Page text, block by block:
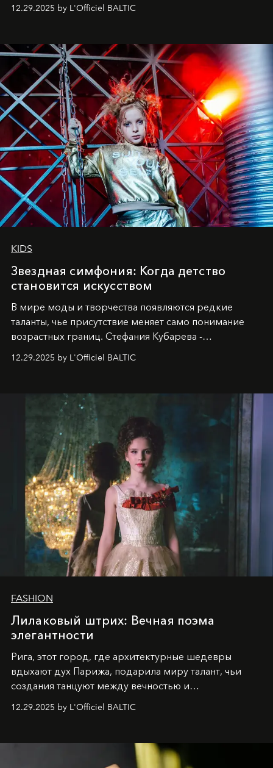
балетная студия при хореографическом училище,
танцевального пути за плечами.
12.29.2025 by L'Officiel BALTIC
KIDS
Звездная симфония: Когда детство
становится искусством
В мире моды и творчества появляются редкие
таланты, чье присутствие меняет само понимание
возрастных границ. Стефания Кубарева -
харизмы, чье имя уже украшает обложки
2025
и LUXIA June 2025, представляет собой
уникальное явление современной культуры.
12.29.2025 by L'Officiel BALTIC
FASHION
Лилаковый штрих: Вечная поэма
элегантности
Рига, этот город, где архитектурные шедевры
вдыхают дух Парижа, подарила миру талант, чьи
создания танцуют между вечностью и
12.29.2025 by L'Officiel BALTIC